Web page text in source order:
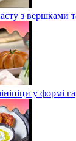
з вершками
у формі